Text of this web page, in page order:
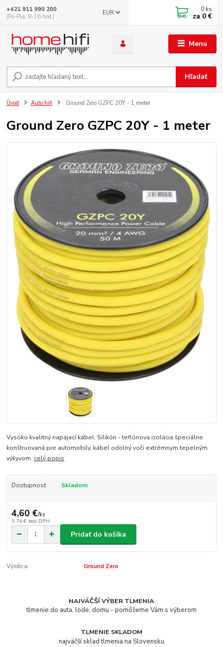
Menu
EUR
Hľadať
+421 911 990 200
(Po-Pia, 8-16 hod.)
0 ks
za 0 €
Úvod Auto hifi Ground Zero GZPC 20Y - 1 meter
Ground Zero GZPC 20Y - 1 meter
Vysoko kvalitný napájací kábel. Silikón - teflónova izolácia špeciálne
konštruovaná pre automobily, kábel odolný voči extrémnym tepelným
výkyvom. celý popis
Dostupnosť Skladom
4,60 €/ks
3,74 € bez DPH
Pridať do košíka
Výrobca: Ground Zero
NAJVÄČŠÍ VÝBER TLMENIA
tlmenie do auta, lode, domu - pomôžeme Vám s výberom
TLMENIE SKLADOM
najväčší sklad tlmenia na Slovensku